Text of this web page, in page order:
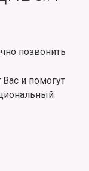
позвонить
и помогут